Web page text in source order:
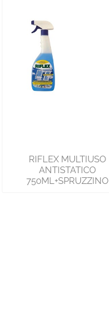
RIFLEX MULTIUSO
ANTISTATICO
750ML+SPRUZZINO